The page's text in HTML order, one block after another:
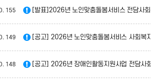
155 [발표]2026년 노인맞춤돌봄서비스 전담사
149 [공고] 2026년 노인맞춤돌봄서비스 사회복
148 [공고] 2026년 장애인활동지원사업 전담사